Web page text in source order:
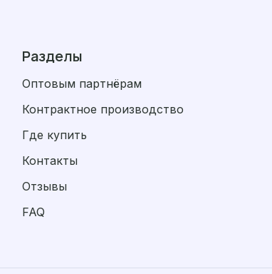
Разделы
Оптовым партнёрам
Контрактное производство
Где купить
Контакты
Отзывы
FAQ